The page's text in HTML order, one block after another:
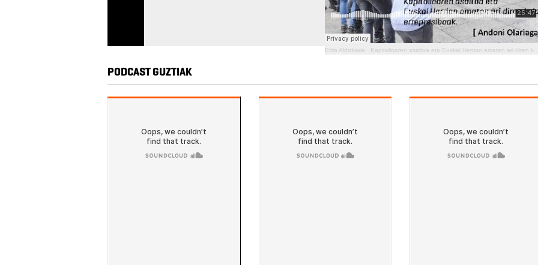
Erria Aldizkaria · Kapitolioaren asaltoa eta Euskal Herrian ematen ari diren kolpe errepresiboak
PODCAST GUZTIAK